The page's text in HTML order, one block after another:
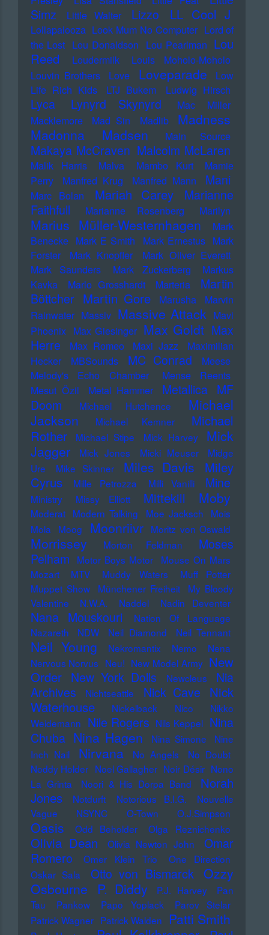
Simz
Little Walter Lizzo LL Cool J
Lollapalooza Look Mum No Computer Lord of
the Lost Lou Donaldson Lou Pearlman Lou
Reed
Loudermilk
Louis Moholo-Moholo
Louvin Brothers
Love Loveparade
Low
Life Rich Kids
LTJ Bukem Ludwig Hirsch
Lyca Lynyrd Skynyrd
Mac Miller
Macklemore
Mad Sin Madlib
Madness
Madonna
Madsen Main Source
Makaya McCraven Malcolm McLaren
Malik Harris Malva Mambo Kurt
Mamie
Perry
Manfred Krug Manfred Mann Mani
Marc Bolan Mariah Carey
Marianne
Faithfull
Marianne Rosenberg Marilyn
Marius Müller-Westernhagen
Mark
Benecke Mark E Smith Mark Ernestus Mark
Forster
Mark Knopfler
Mark Oliver Everett
Mark Saunders
Mark Zuckerberg
Markus
Kavka
Marlo Grosshardt Marteria
Martin
Böttcher Martin Gore Marusha
Marvin
Rainwater Massiv Massive Attack Mavi
Phoenix Max Giesinger Max Goldt Max
Herre
Max Romeo Maxi Jazz
Maximilian
Hecker
MBSounds MC Conrad
Meese
Melody's Echo Chamber
Mense Reents
Mesut Özil
Metal Hammer Metallica MF
Doom
Michael Hutchence
Michael
Jackson
Michael Kemner
Michael
Rother
Michael Stipe Mick Harvey
Mick
Jagger
Mick Jones Micki Meuser
Midge
Ure
Mike Skinner Miles Davis
Miley
Cyrus
Mille Petrozza Milli Vanilli Mine
Ministry Missy Elliott Mittekill Moby
Moderat Modern Talking Moe Jacksch
Mois
Mola
Moog Moonriivr Moritz von Oswald
Morrissey Morton Feldman
Moses
Pelham
Motor Boys Motor
Mouse On Mars
Mozart
MTV Muddy Waters
Muff Potter
Muppet Show
Münchener Freiheit
My Bloody
Valentine
N.W.A. Naddel Nadin Deventer
Nana Mouskouri
Nation Of Language
Nazareth
NDW Neil Diamond Neil Tennant
Neil Young Nekromantix Nemo
Nena
Nervous Norvus Neu! New Model Army New
Order New York Dolls Newcleus
Nia
Archives
Nichtseattle Nick Cave
Nick
Waterhouse
Nickelback Nico
Nikko
Weidemann Nile Rogers Nils Keppel Nina
Chuba Nina Hagen Nina Simone
Nine
Inch Nail
Nirvana No Angels
No Doubt
Noddy Holder Noel Gallagher Noir Désir Nono
La Grinta
Noori & His Dorpa Band
Norah
Jones
Notdurft Notorious B.I.G.
Nouvelle
Vague
NSYNC O-Town O.J.Simpson
Oasis Odd Beholder Olga Reznichenko
Olivia Dean Olivia Newton John
Omar
Romero
Omer Klein Trio
One Direction
Oskar Sala
Otto von Bismarck Ozzy
Osbourne
P. Diddy P.J. Harvey
Pan
Tau
Pankow Papo Yoplack
Parov Stelar
Patrick Wagner Patrick Walden Patti Smith